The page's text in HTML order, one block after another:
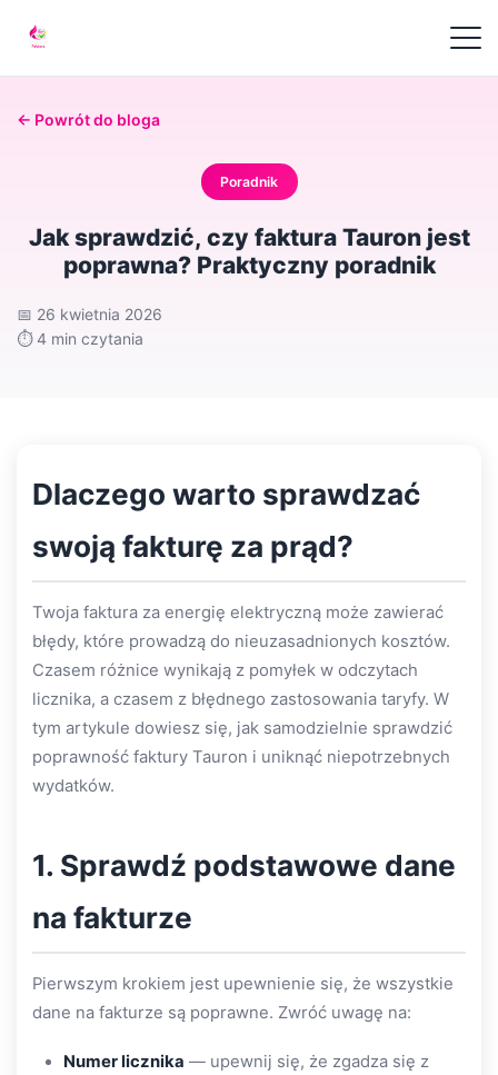
← Powrót do bloga
Poradnik
Jak sprawdzić, czy faktura Tauron jest
poprawna? Praktyczny poradnik
📅 26 kwietnia 2026
⏱️4 min czytania
Dlaczego warto sprawdzać
swoją fakturę za prąd?
Twoja faktura za energię elektryczną może zawierać
błędy, które prowadzą do nieuzasadnionych kosztów.
Czasem różnice wynikają z pomyłek w odczytach
licznika, a czasem z błędnego zastosowania taryfy. W
tym artykule dowiesz się, jak samodzielnie sprawdzić
poprawność faktury Tauron i uniknąć niepotrzebnych
wydatków.
1. Sprawdź podstawowe dane
na fakturze
Pierwszym krokiem jest upewnienie się, że wszystkie
dane na fakturze są poprawne. Zwróć uwagę na:
Numer licznika — upewnij się, że zgadza się z